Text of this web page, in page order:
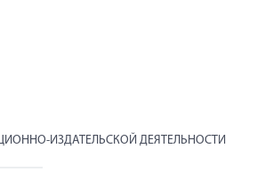
ИЗДАТЕЛЬСКОЙ ДЕЯТЕЛЬНОСТИ